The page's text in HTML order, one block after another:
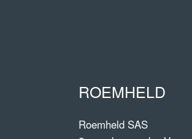
ROEMHELD
Roemheld SAS